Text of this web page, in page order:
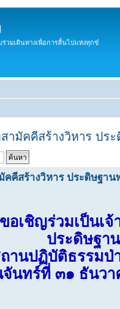
วมเดินทางเพื่อการสิ้นไปแห่งทุกข์
ามัคคีสร้างวิหาร ป
คคีสร้างวิหาร ประดิษฐ
ขอเชิญร่วมเป็นเ
ประดิษฐา
านปฏิบัติธรรมป่
จันทร์ที่ ๓๑ ธันว